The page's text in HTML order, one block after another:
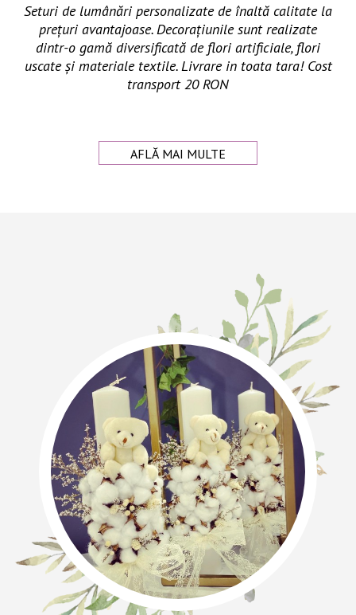
Seturi de lumânări personalizate de înaltă calitate la
prețuri avantajoase. Decorațiunile sunt realizate
dintr-o gamă diversificată de flori artificiale, flori
uscate și materiale textile. Livrare in toata tara! Cost
transport 20 RON
AFLĂ MAI MULTE